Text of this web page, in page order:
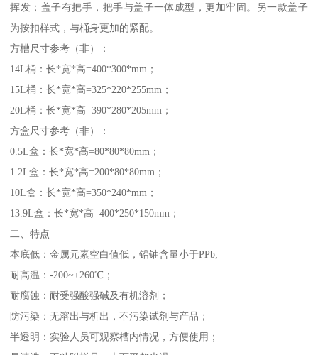
挥发；盖子有把手，把手与盖子一体成型，更加牢固。另一款盖子
为按扣样式，与桶身更加的紧配。
方槽尺寸参考（非）：
14L桶：长*宽*高=400*300*mm；
15L桶：长*宽*高=325*220*255mm；
20L桶：长*宽*高=390*280*205mm；
方盒尺寸参考（非）：
0.5L盒：长*宽*高=80*80*80mm；
1.2L盒：长*宽*高=200*80*80mm；
10L盒：长*宽*高=350*240*mm；
13.9L盒：长*宽*高=400*250*150mm；
二、特点
本底低：金属元素空白值低，铅铀含量小于PPb;
耐高温：-200~+260℃；
耐腐蚀：耐受强酸强碱及有机溶剂；
防污染：无溶出与析出，不污染试剂与产品；
半透明：实验人员可观察槽内情况，方便使用；